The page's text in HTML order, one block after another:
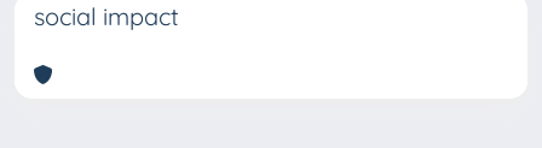
social impact